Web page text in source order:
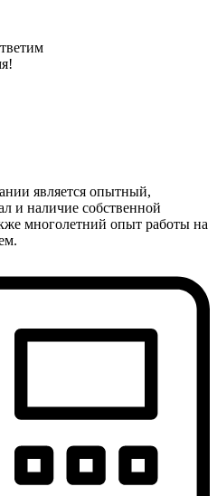
является опытный,
и наличие собственной
многолетний опыт работы на